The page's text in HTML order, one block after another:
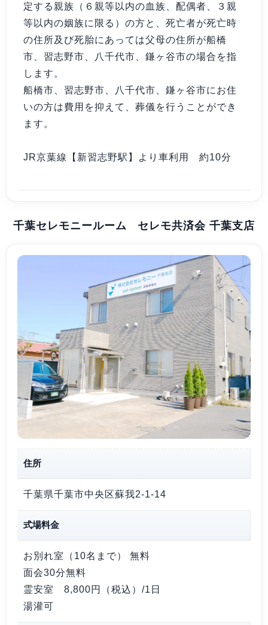
定する親族（６親等以内の血族、配偶者、３親
等以内の姻族に限る）の方と、死亡者が死亡時
の住所及び死胎にあっては父母の住所が船橋
市、習志野市、八千代市、鎌ヶ谷市の場合を指
します。
船橋市、習志野市、八千代市、鎌ヶ谷市にお住
いの方は費用を抑えて、葬儀を行うことができ
ます。
JR京葉線【新習志野駅】より車利用 約10分
千葉セレモニールーム セレモ共済会 千葉支店
住所
千葉県千葉市中央区蘇我2-1-14
式場料金
お別れ室（10名まで）
無料
面会30分無料
霊安室
8,800円（税込）/1日
湯灌可